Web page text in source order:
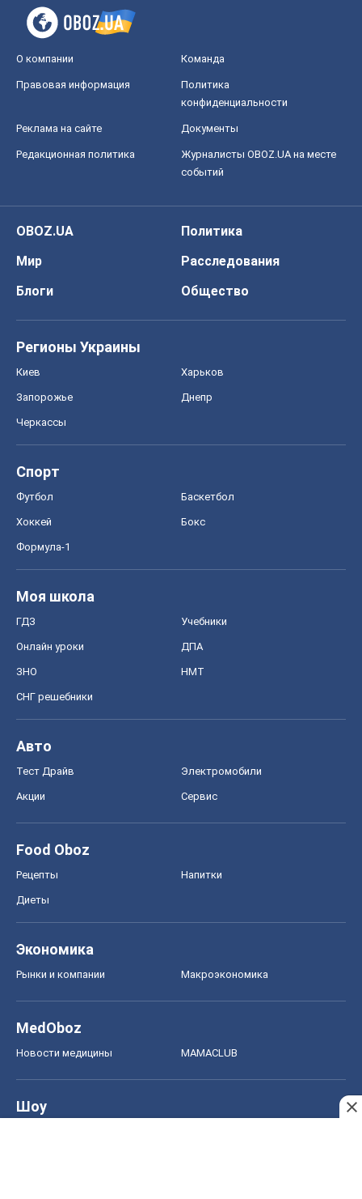
О компании Команда
Правовая информация
Политика
конфиденциальности
Реклама на сайте Документы
Редакционная политика
Журналисты OBOZ.UA на месте
событий
OBOZ.UA
Политика
Мир
Расследования
Блоги
Общество
Регионы Украины
Киев Харьков
Запорожье Днепр
Черкассы
Спорт
Футбол Баскетбол
Хоккей Бокс
Формула-1
Моя школа
ГДЗ Учебники
Онлайн уроки ДПА
ЗНО НМТ
СНГ решебники
Авто
Тест Драйв Электромобили
Акции Сервис
Food Oboz
Рецепты Напитки
Диеты
Экономика
Рынки и компании Mакроэкономика
MedOboz
Новости медицины MAMACLUB
Шоу